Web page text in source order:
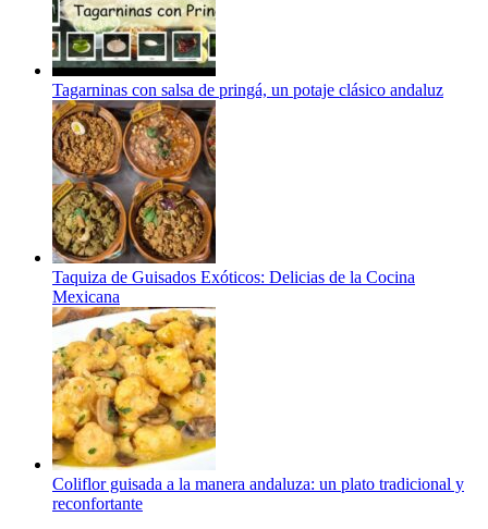
Tagarninas con salsa de pringá, un potaje clásico andaluz
Taquiza de Guisados Exóticos: Delicias de la Cocina
Mexicana
Coliflor guisada a la manera andaluza: un plato tradicional y
reconfortante